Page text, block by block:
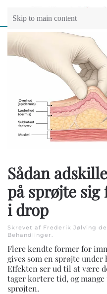
Skip to main content
Sådan
på sprøjte
i drop
Skrevet af Frederik Jølving
Behandlinger
Flere kendte former for
gives som en sprøjte
Effekten ser ud til at være
tager kortere tid, og
sprøjten.